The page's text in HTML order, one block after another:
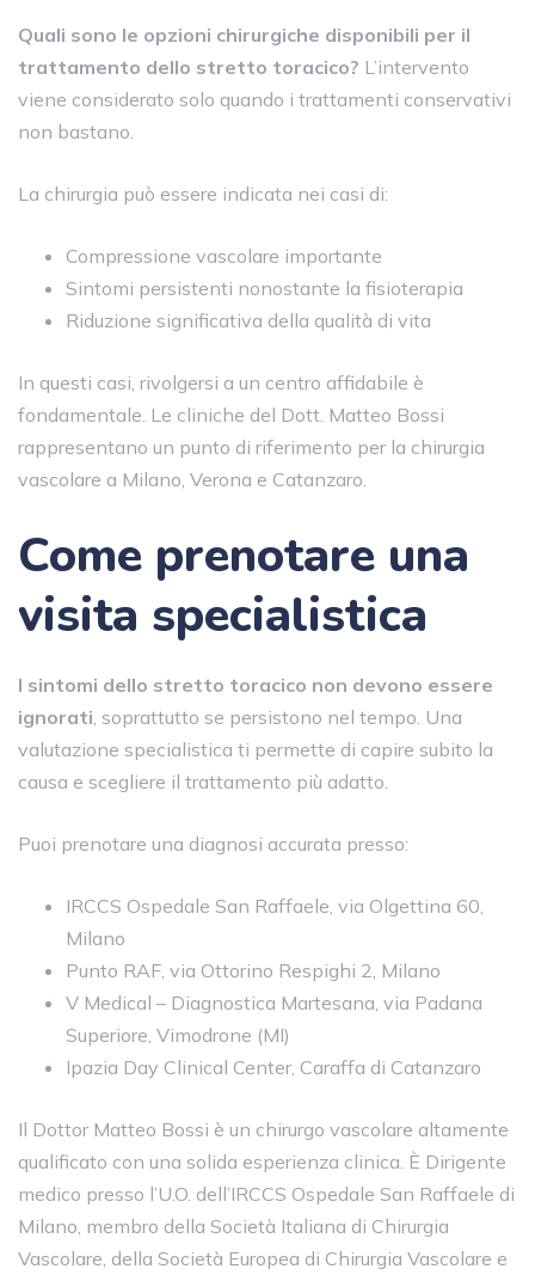
Quali sono le opzioni chirurgiche disponibili per il
trattamento dello stretto toracico? L’intervento
viene considerato solo quando i trattamenti conservativi
non bastano.
La chirurgia può essere indicata nei casi di:
Compressione vascolare importante
Sintomi persistenti nonostante la fisioterapia
Riduzione significativa della qualità di vita
In questi casi, rivolgersi a un centro affidabile è
fondamentale. Le cliniche del Dott. Matteo Bossi
rappresentano un punto di riferimento per la chirurgia
vascolare a Milano, Verona e Catanzaro.
Come prenotare una
visita specialistica
I sintomi dello stretto toracico non devono essere
ignorati, soprattutto se persistono nel tempo. Una
valutazione specialistica ti permette di capire subito la
causa e scegliere il trattamento più adatto.
Puoi prenotare una diagnosi accurata presso:
IRCCS Ospedale San Raffaele, via Olgettina 60,
Milano
Punto RAF, via Ottorino Respighi 2, Milano
V Medical – Diagnostica Martesana, via Padana
Superiore, Vimodrone (MI)
Ipazia Day Clinical Center, Caraffa di Catanzaro
Il Dottor Matteo Bossi è un chirurgo vascolare altamente
qualificato con una solida esperienza clinica. È Dirigente
medico presso l’U.O. dell’IRCCS Ospedale San Raffaele di
Milano, membro della Società Italiana di Chirurgia
Vascolare, della Società Europea di Chirurgia Vascolare e